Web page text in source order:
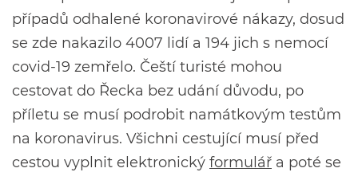
případů odhalené koronavirové nákazy, dosud
se zde nakazilo 4007 lidí a 194 jich s nemocí
covid-19 zemřelo. Čeští turisté mohou
cestovat do Řecka bez udání důvodu, po
příletu se musí podrobit namátkovým testům
na koronavirus. Všichni cestující musí před
cestou vyplnit elektronický formulář a poté se